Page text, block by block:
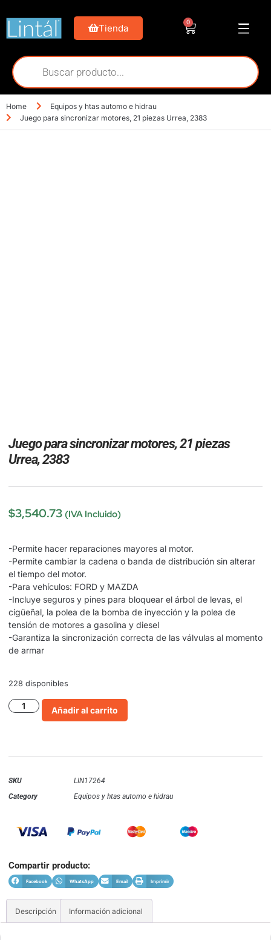
Tienda
0
Home
Equipos y htas automo e hidrau
Juego para sincronizar motores, 21 piezas Urrea, 2383
Juego para sincronizar motores, 21 piezas
Urrea, 2383
$3,540.73 (IVA Incluido)
-Permite hacer reparaciones mayores al motor.
-Permite cambiar la cadena o banda de distribución sin alterar
el tiempo del motor.
-Para vehículos: FORD y MAZDA
-Incluye seguros y pines para bloquear el árbol de levas, el
cigüeñal, la polea de la bomba de inyección y la polea de
tensión de motores a gasolina y diesel
-Garantiza la sincronización correcta de las válvulas al momento
de armar
228 disponibles
Añadir al carrito
SKU
LIN17264
Category
Equipos y htas automo e hidrau
Compartir producto:
Facebook WhatsApp Email Imprimir
Descripción Información adicional